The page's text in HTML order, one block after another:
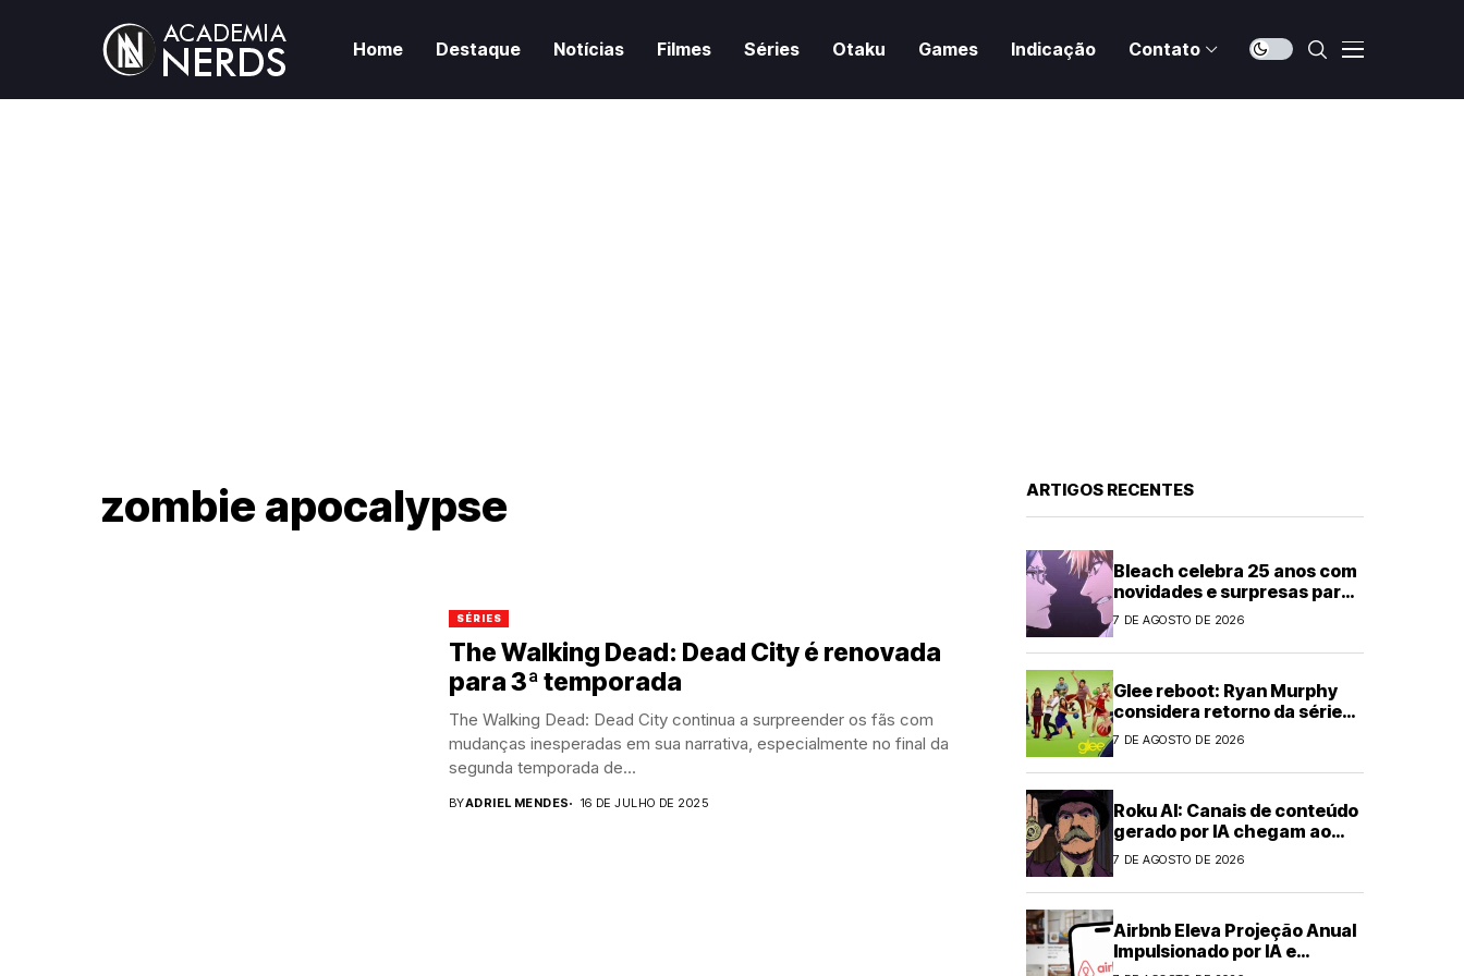
Home Destaque Notícias Filmes Séries Otaku Games Indicação Contato
zombie apocalypse
SÉRIES
The Walking Dead: Dead City é renovada
para 3ª temporada
The Walking Dead: Dead City continua a surpreender os fãs com
mudanças inesperadas em sua narrativa, especialmente no final da
segunda temporada de...
BYADRIEL MENDES 16 DE JULHO DE 2025
ARTIGOS RECENTES
Bleach celebra 25 anos com
novidades e surpresas para
fãs
7 DE AGOSTO DE 2026
Glee reboot: Ryan Murphy
considera retorno da série
musical
7 DE AGOSTO DE 2026
Roku AI: Canais de conteúdo
gerado por IA chegam ao
streaming
7 DE AGOSTO DE 2026
Airbnb Eleva Projeção Anual
Impulsionado por IA e
Demanda Forte